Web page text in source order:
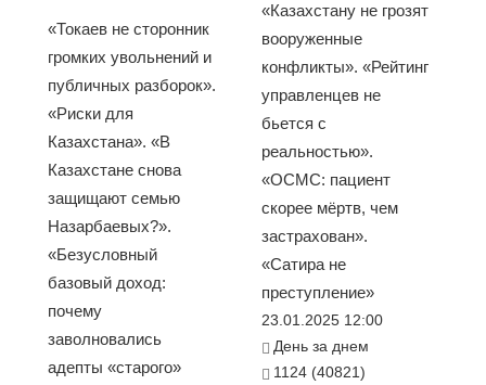
«Токаев не сторонник
громких увольнений и
публичных разборок».
«Риски для
Казахстана». «В
Казахстане снова
защищают семью
Назарбаевых?».
«Безусловный
базовый доход:
почему
заволновались
адепты «старого»
«Казахстану не грозят
вооруженные
конфликты». «Рейтинг
управленцев не
бьется с
реальностью».
«ОСМС: пациент
скорее мёртв, чем
застрахован».
«Сатира не
преступление»
23.01.2025 12:00
День за днем
1124 (40821)